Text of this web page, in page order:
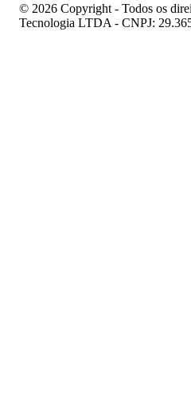
© 2026 Copyright - Todos os
Tecnologia LTDA - CNPJ: